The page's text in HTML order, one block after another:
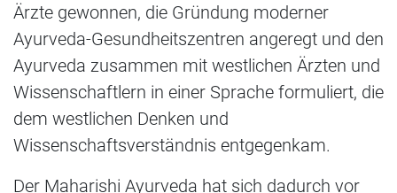
Ärzte gewonnen, die Gründung moderner
Ayurveda-Gesundheitszentren angeregt und den
Ayurveda zusammen mit westlichen Ärzten und
Wissenschaftlern in einer Sprache formuliert, die
dem westlichen Denken und
Wissenschaftsverständnis entgegenkam.
Der Maharishi Ayurveda hat sich dadurch vor